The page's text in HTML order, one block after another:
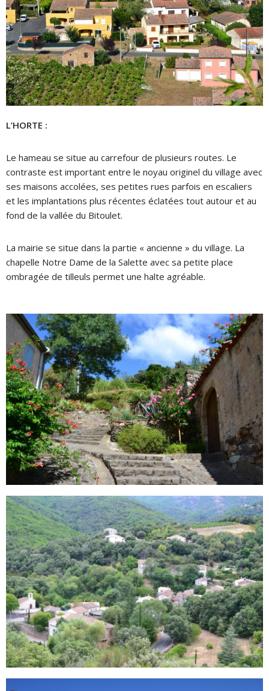
L’HORTE :
Le hameau se situe au carrefour de plusieurs routes. Le
contraste est important entre le noyau originel du village avec
ses maisons accolées, ses petites rues parfois en escaliers
et les implantations plus récentes éclatées tout autour et au
fond de la vallée du Bitoulet.
La mairie se situe dans la partie « ancienne » du village. La
chapelle Notre Dame de la Salette avec sa petite place
ombragée de tilleuls permet une halte agréable.